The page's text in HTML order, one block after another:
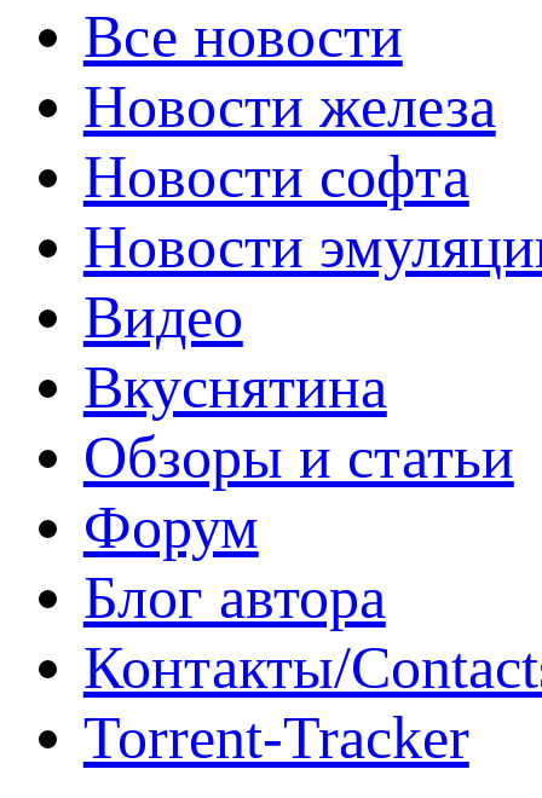
Все новости
Новости железа
Новости софта
Новости
Видео
Вкуснятина
Обзоры и статьи
Форум
Блог автора
Контакты/
Torrent-Tracker